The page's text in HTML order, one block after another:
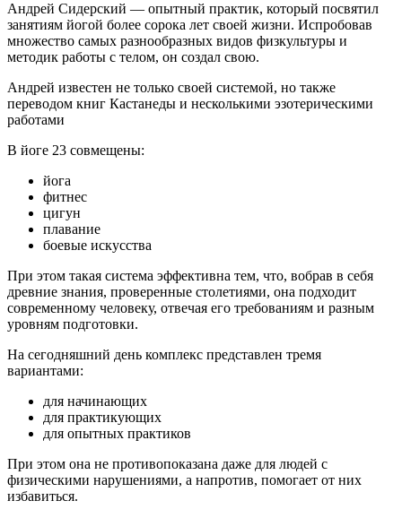
Андрей Сидерский — опытный практик, который посвятил
занятиям йогой более сорока лет своей жизни. Испробовав
множество самых разнообразных видов физкультуры и
методик работы с телом, он создал свою.
Андрей известен не только своей системой, но также
переводом книг Кастанеды и несколькими эзотерическими
работами
В йоге 23 совмещены:
йога
фитнес
цигун
плавание
боевые искусства
При этом такая система эффективна тем, что, вобрав в себя
древние знания, проверенные столетиями, она подходит
современному человеку, отвечая его требованиям и разным
уровням подготовки.
На сегодняшний день комплекс представлен тремя
вариантами:
для начинающих
для практикующих
для опытных практиков
При этом она не противопоказана даже для людей с
физическими нарушениями, а напротив, помогает от них
избавиться.